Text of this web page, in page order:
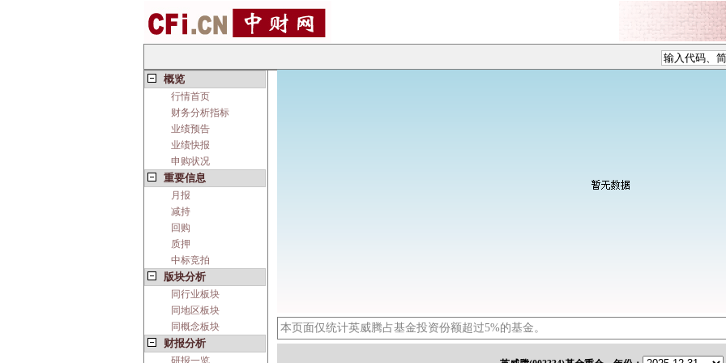
概览
行情首页
财务分析指标
业绩预告
业绩快报
申购状况
重要信息
月报
减持
回购
质押
中标竞拍
版块分析
同行业板块
同地区板块
同概念板块
财报分析
研报一览
本页面仅统计英威腾占基金投资份额超过5%的基金。